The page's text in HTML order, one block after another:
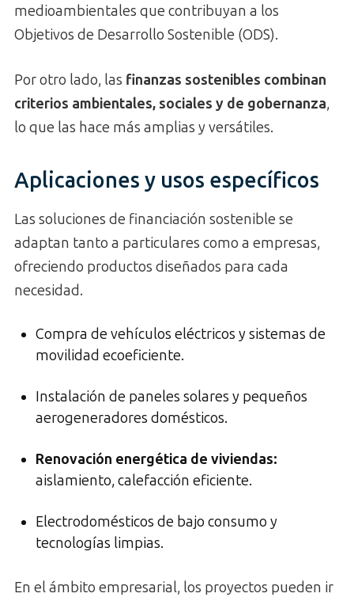
medioambientales que contribuyan a los
Objetivos de Desarrollo Sostenible (ODS).
Por otro lado, las finanzas sostenibles combinan
criterios ambientales, sociales y de gobernanza,
lo que las hace más amplias y versátiles.
Aplicaciones y usos específicos
Las soluciones de financiación sostenible se
adaptan tanto a particulares como a empresas,
ofreciendo productos diseñados para cada
necesidad.
Compra de vehículos eléctricos y sistemas de
movilidad ecoeficiente.
Instalación de paneles solares y pequeños
aerogeneradores domésticos.
Renovación energética de viviendas:
aislamiento, calefacción eficiente.
Electrodomésticos de bajo consumo y
tecnologías limpias.
En el ámbito empresarial, los proyectos pueden ir